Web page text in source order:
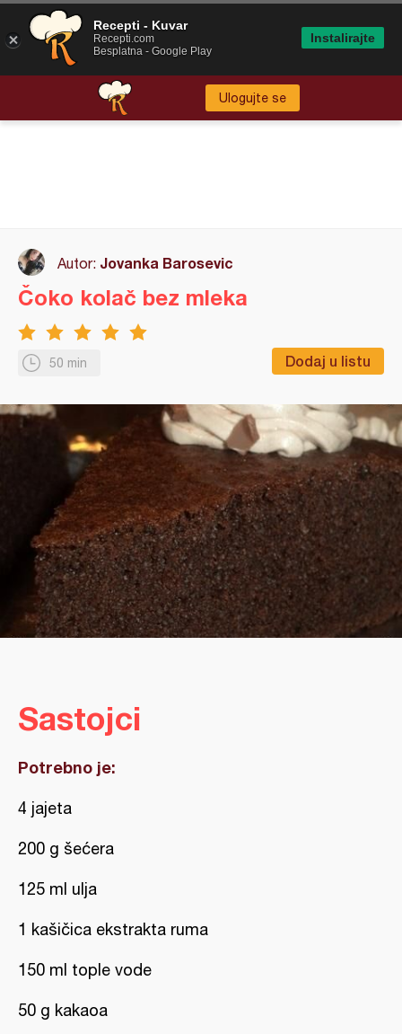
Ulogujte se
Autor: Jovanka Barosevic
50 min Dodaj u listu
Čoko kolač bez mleka
Sastojci
Potrebno je:
4 jajeta
200 g šećera
125 ml ulja
1 kašičica ekstrakta ruma
150 ml tople vode
50 g kakaoa
Recepti - Kuvar
Recepti.com
Besplatna - Google Play
Instalirajte